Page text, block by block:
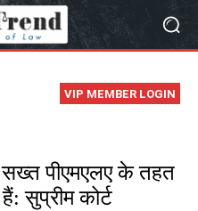
VIP MEMBER LOGIN
सख्त पीएमएलए के तहत
सुप्रीम कोर्ट